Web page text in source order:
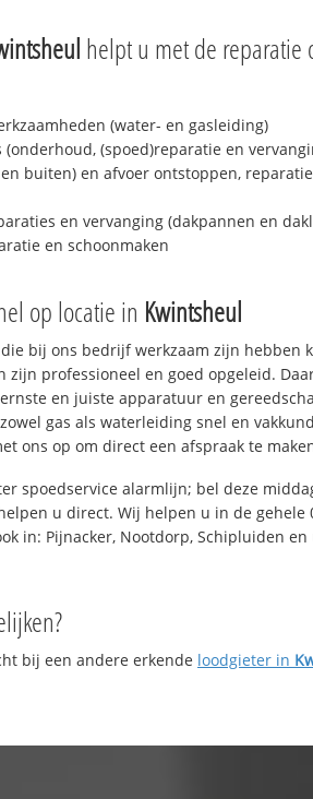
helpt u met de reparatie
(water- en gasleiding)
(onderhoud, (spoed)reparatie en
buiten) en afvoer ontstoppen,
en vervanging (dakpannen en
en schoonmaken
op locatie in Kwintsheul
bij ons bedrijf werkzaam zijn hebben
zijn professioneel en goed opgeleid.
en juiste apparatuur en
gas als waterleiding snel en
ons op om direct een afspraak te
spoedservice alarmlijn; bel deze
u direct. Wij helpen u in de gehele
in: Pijnacker, Nootdorp, Schipluiden
bij een andere erkende loodgieter in